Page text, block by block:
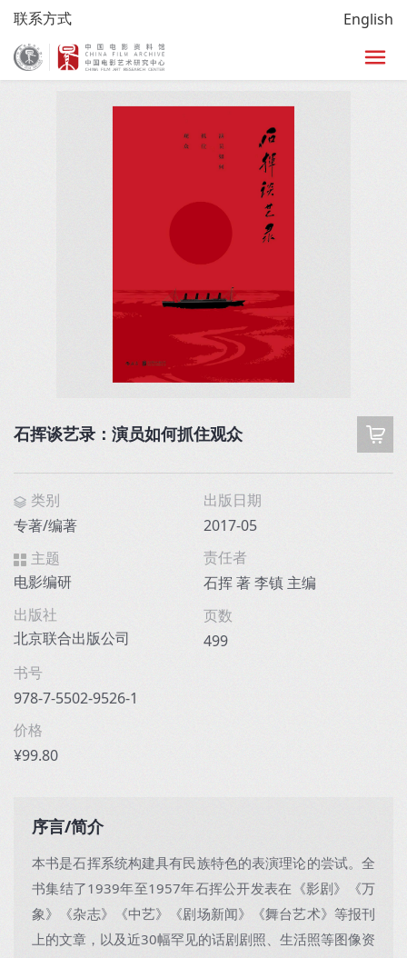
联系方式 English
首页 /研究 /图书 /图书详细页
石挥谈艺录：演员如何抓住观众
类别
专著/编著
主题
电影编研
出版社
北京联合出版公司
出版日期
2017-05
责任者
石挥 著 李镇 主编
页数
499
书号
978-7-5502-9526-1
价格
¥99.80
序言/简介
本书是石挥系统构建具有民族特色的表演理论的尝试。全
书集结了1939年至1957年石挥公开发表在《影剧》《万
象》《杂志》《中艺》《剧场新闻》《舞台艺术》等报刊
上的文章，以及近30幅罕见的话剧剧照、生活照等图像资